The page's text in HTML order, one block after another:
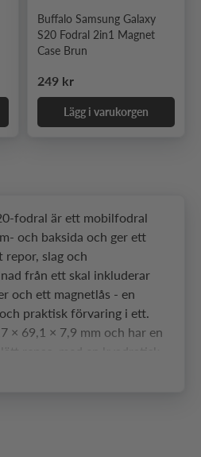
Buffalo Samsung Galaxy
S20 Fodral 2in1 Magnet
Case Brun
Ordinarie pris
249 kr
Lägg i varukorgen
fodral är ett mobilfodral
och baksida och ger ett
repor, slag och
från ett skal inkluderar
och ett magnetlås - en
praktisk förvaring i ett.
× 69,1 × 7,9 mm och har en
hörnet som sticker ut